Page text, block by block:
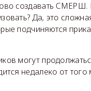
создавать СМЕРШ.
Да, это
подчиняются
могут
недалеко от того